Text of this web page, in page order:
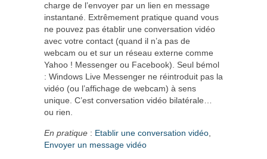
charge de l’envoyer par un lien en message
instantané. Extrêmement pratique quand vous
ne pouvez pas établir une conversation vidéo
avec votre contact (quand il n’a pas de
webcam ou et sur un réseau externe comme
Yahoo ! Messenger ou Facebook). Seul bémol
: Windows Live Messenger ne réintroduit pas la
vidéo (ou l’affichage de webcam) à sens
unique. C’est conversation vidéo bilatérale…
ou rien.
En pratique : Etablir une conversation vidéo
Envoyer un message vidéo